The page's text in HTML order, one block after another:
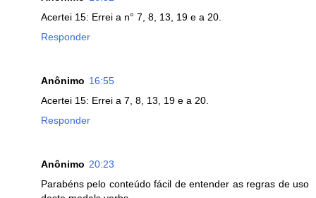
Acertei 15: Errei a n° 7, 8, 13, 19 e a 20.
Responder
Anônimo 16:55
Acertei 15: Errei a 7, 8, 13, 19 e a 20.
Responder
Anônimo 20:23
Parabéns pelo conteúdo fácil de entender as regras de uso